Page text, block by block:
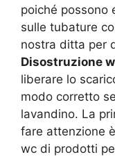
poiché possono
sulle tubature
nostra ditta per
Disostruzione
liberare lo
modo corretto
lavandino. La
fare attenzione
wc di prodotti